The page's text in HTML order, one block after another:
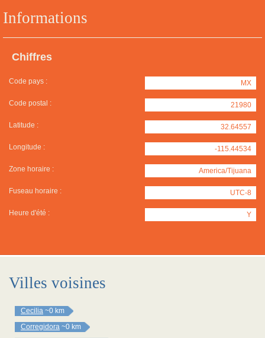
Informations
Chiffres
Code pays : MX
Code postal : 21980
Latitude : 32.64557
Longitude : -115.44534
Zone horaire : America/Tijuana
Fuseau horaire : UTC-8
Heure d'été : Y
Villes voisines
Cecilia ~0 km
Corregidora ~0 km